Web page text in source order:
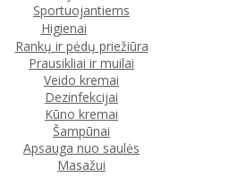
Sportuojantiems
Higienai
Rankų ir pėdų priežiūra
Prausikliai ir muilai
Veido kremai
Dezinfekcijai
Kūno kremai
Šampūnai
Apsauga nuo saulės
Masažui